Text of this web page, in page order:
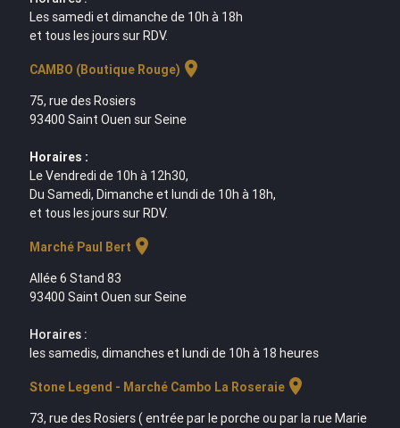
Les samedi et dimanche de 10h à 18h
et tous les jours sur RDV.
CAMBO (Boutique Rouge) location_on
75, rue des Rosiers
93400 Saint Ouen sur Seine
Horaires :
Le Vendredi de 10h à 12h30,
Du Samedi, Dimanche et lundi de 10h à 18h,
et tous les jours sur RDV.
Marché Paul Bert location_on
Allée 6 Stand 83
93400 Saint Ouen sur Seine
Horaires :
les samedis, dimanches et lundi de 10h à 18 heures
Stone Legend - Marché Cambo La Roseraielocation_on
73, rue des Rosiers ( entrée par le porche ou par la rue Marie